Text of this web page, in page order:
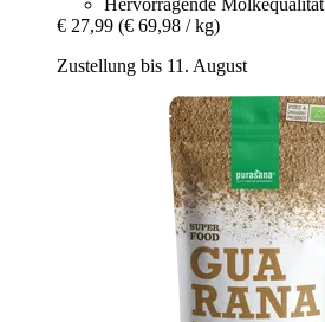
€ 27,99 (€ 69,98 / kg)
Zustellung bis 11. August